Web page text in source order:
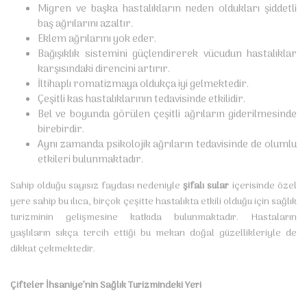
Migren ve başka hastalıkların neden oldukları şiddetli
baş ağrılarını azaltır.
Eklem ağrılarını yok eder.
Bağışıklık sistemini güçlendirerek vücudun hastalıklar
karşısındaki direncini artırır.
İltihaplı romatizmaya oldukça iyi gelmektedir.
Çeşitli kas hastalıklarının tedavisinde etkilidir.
Bel ve boyunda görülen çeşitli ağrıların giderilmesinde
birebirdir.
Aynı zamanda psikolojik ağrıların tedavisinde de olumlu
etkileri bulunmaktadır.
Sahip olduğu sayısız faydası nedeniyle şifalı sular içerisinde özel
yere sahip bu ılıca, birçok çeşitte hastalıkta etkili olduğu için sağlık
turizminin gelişmesine katkıda bulunmaktadır. Hastaların
yaşlıların sıkça tercih ettiği bu mekan doğal güzellikleriyle de
dikkat çekmektedir.
Çifteler İhsaniye’nin Sağlık Turizmindeki Yeri